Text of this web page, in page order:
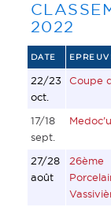
2022
DATE
22/23
oct.
Coupe
17/18
sept.
27/28
août
26ème